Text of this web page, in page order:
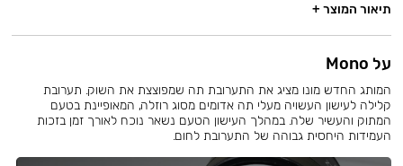
תיאור המוצר +
על Mono
המותג החדש מונו מציג את התערובת תה שמפוצצת את השוק. תערובת
קלילה לעישון העשויה מעלי תה אדומים מסוג רוזלה, המאופיינת בטעם
המתוק והעשיר שלה. במהלך העישון הטעם נשאר נוכח לאורך זמן בזכות
העמידות היחסית גבוהה של התערובת לחום.